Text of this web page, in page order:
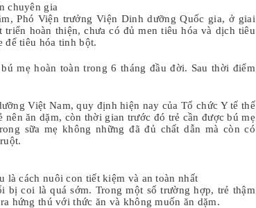
chuyên gia
Phó Viện trưởng Viện Dinh dưỡng Quốc gia, ở giai
triển hoàn thiện, chưa có đủ men tiêu hóa và dịch tiêu
để tiêu hóa tinh bột.
mẹ hoàn toàn trong 6 tháng đầu đời. Sau thời điểm
Việt Nam, quy định hiện nay của Tổ chức Y tế thế
ăn dặm, còn thời gian trước đó trẻ cần được bú mẹ
sữa mẹ không những đã đủ chất dẫn mà còn có
là cách nuôi con tiết kiệm và an toàn nhất
bị coi là quá sớm. Trong một số trường hợp, trẻ thậm
hứng thú với thức ăn và không muốn ăn dặm.